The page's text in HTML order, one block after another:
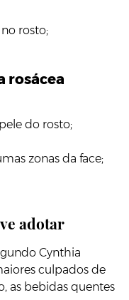
rosto;
rosácea
do rosto;
zonas da face;
adotar
Cynthia
culpados de
as bebidas quentes